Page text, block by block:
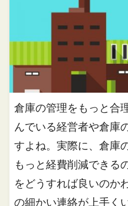
倉庫の管理をもっと合
んでいる経営者や倉庫
すよね。実際に、倉庫
もっと経費削減できる
をどうすれば良いのか
の細かい連絡が上手く